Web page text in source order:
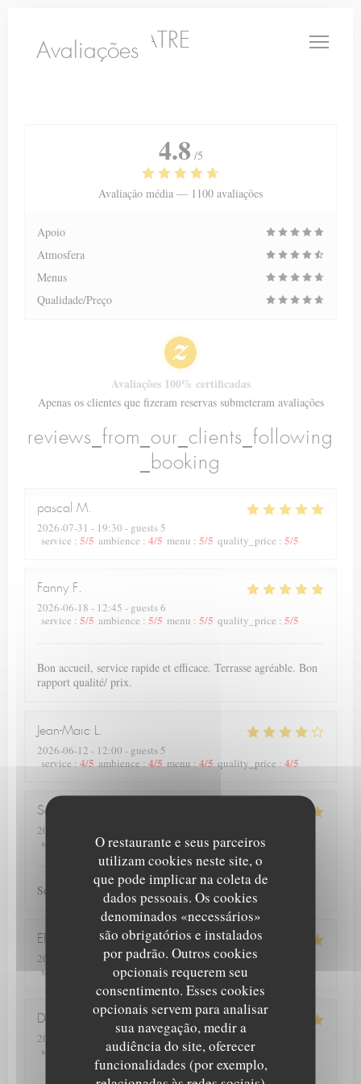
O restaurante e seus parceiros
utilizam cookies neste site, o
que pode implicar na coleta de
dados pessoais. Os cookies
denominados «necessários»
são obrigatórios e instalados
por padrão. Outros cookies
opcionais requerem seu
consentimento. Esses cookies
opcionais servem para analisar
sua navegação, medir a
audiência do site, oferecer
funcionalidades (por exemplo,
LE PETIT THEATRE
Avaliações
reviews_from_our_clients_following
_booking
pascal M
2026-07-31 - 19:30 - guests 5
service : 5/5 ambience : 4/5 menu : 5/5 quality_price : 5/5
Fanny F
2026-06-18 - 12:45 - guests 6
service : 5/5 ambience : 5/5 menu : 5/5 quality_price : 5/5
Bon accueil, service rapide et efficace. Terrasse agréable. Bon
rapport qualité/ prix.
Jean-Marc L
2026-06-12 - 12:00 - guests 5
service:4/5 ambience:4/5 menu:4/5 quality_price:4/5
Samuel
2026-06-10
service
ambience:5/5 menu: 5/5 quality_price
Service et plats de qualité.
Elise
2026-06-13
- 12:00 - guests 4
service
ambience:5/5 menu: 5/5 quality_price
Deprez
2026-06-12
- 20:00 - guests 2
service
ambience:5/5 menu:5/5 quality_price
4.8 /5
Avaliação média — 1100 avaliações
Apoio
Atmosfera
Menus
Qualidade/Preço
Avaliações 100% certificadas
Apenas os clientes que fizeram reservas submeteram avaliações